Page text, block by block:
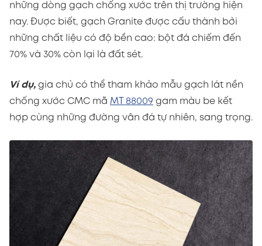
những dòng gạch chống xước trên thị trường hiện
nay. Được biết, gạch Granite được cấu thành bởi
những chất liệu có độ bền cao: bột đá chiếm đến
70% và 30% còn lại là đất sét.
Ví dụ, gia chủ có thể tham khảo mẫu gạch lát nền
chống xước CMC mã MT 88009 gam màu be kết
hợp cùng những đường vân đá tự nhiên, sang trọng.